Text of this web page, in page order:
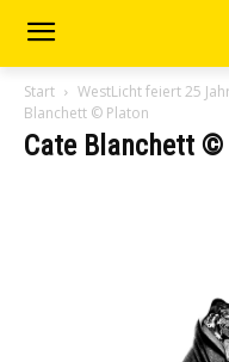
Start WestLicht feiert 25
Blanchett © Platon
Cate Blanchett ©